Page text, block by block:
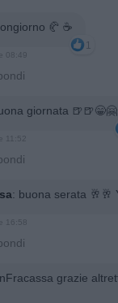
🥐 ☕️
1
08:49
giornata 🍺🍺😁🤗
11:52
: buona serata 🥂🥂
16:58
grazie